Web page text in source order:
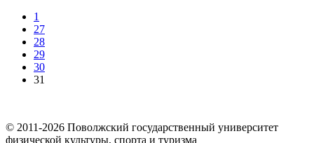
1
27
28
29
30
31
© 2011-2026 Поволжский государственный университет
физической культуры, спорта и туризма